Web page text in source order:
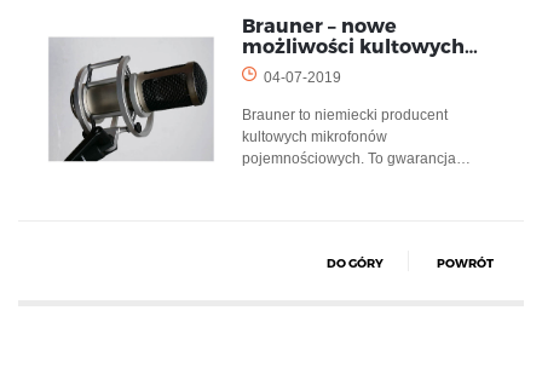
Brauner – nowe
możliwości kultowych…
04-07-2019
Brauner to niemiecki producent
kultowych mikrofonów
pojemnościowych. To gwarancja…
DO GÓRY POWRÓT